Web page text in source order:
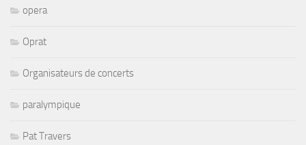
opera
Oprat
Organisateurs de concerts
paralympique
Pat Travers